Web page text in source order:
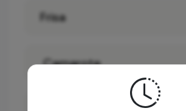
Frisa
Camarote